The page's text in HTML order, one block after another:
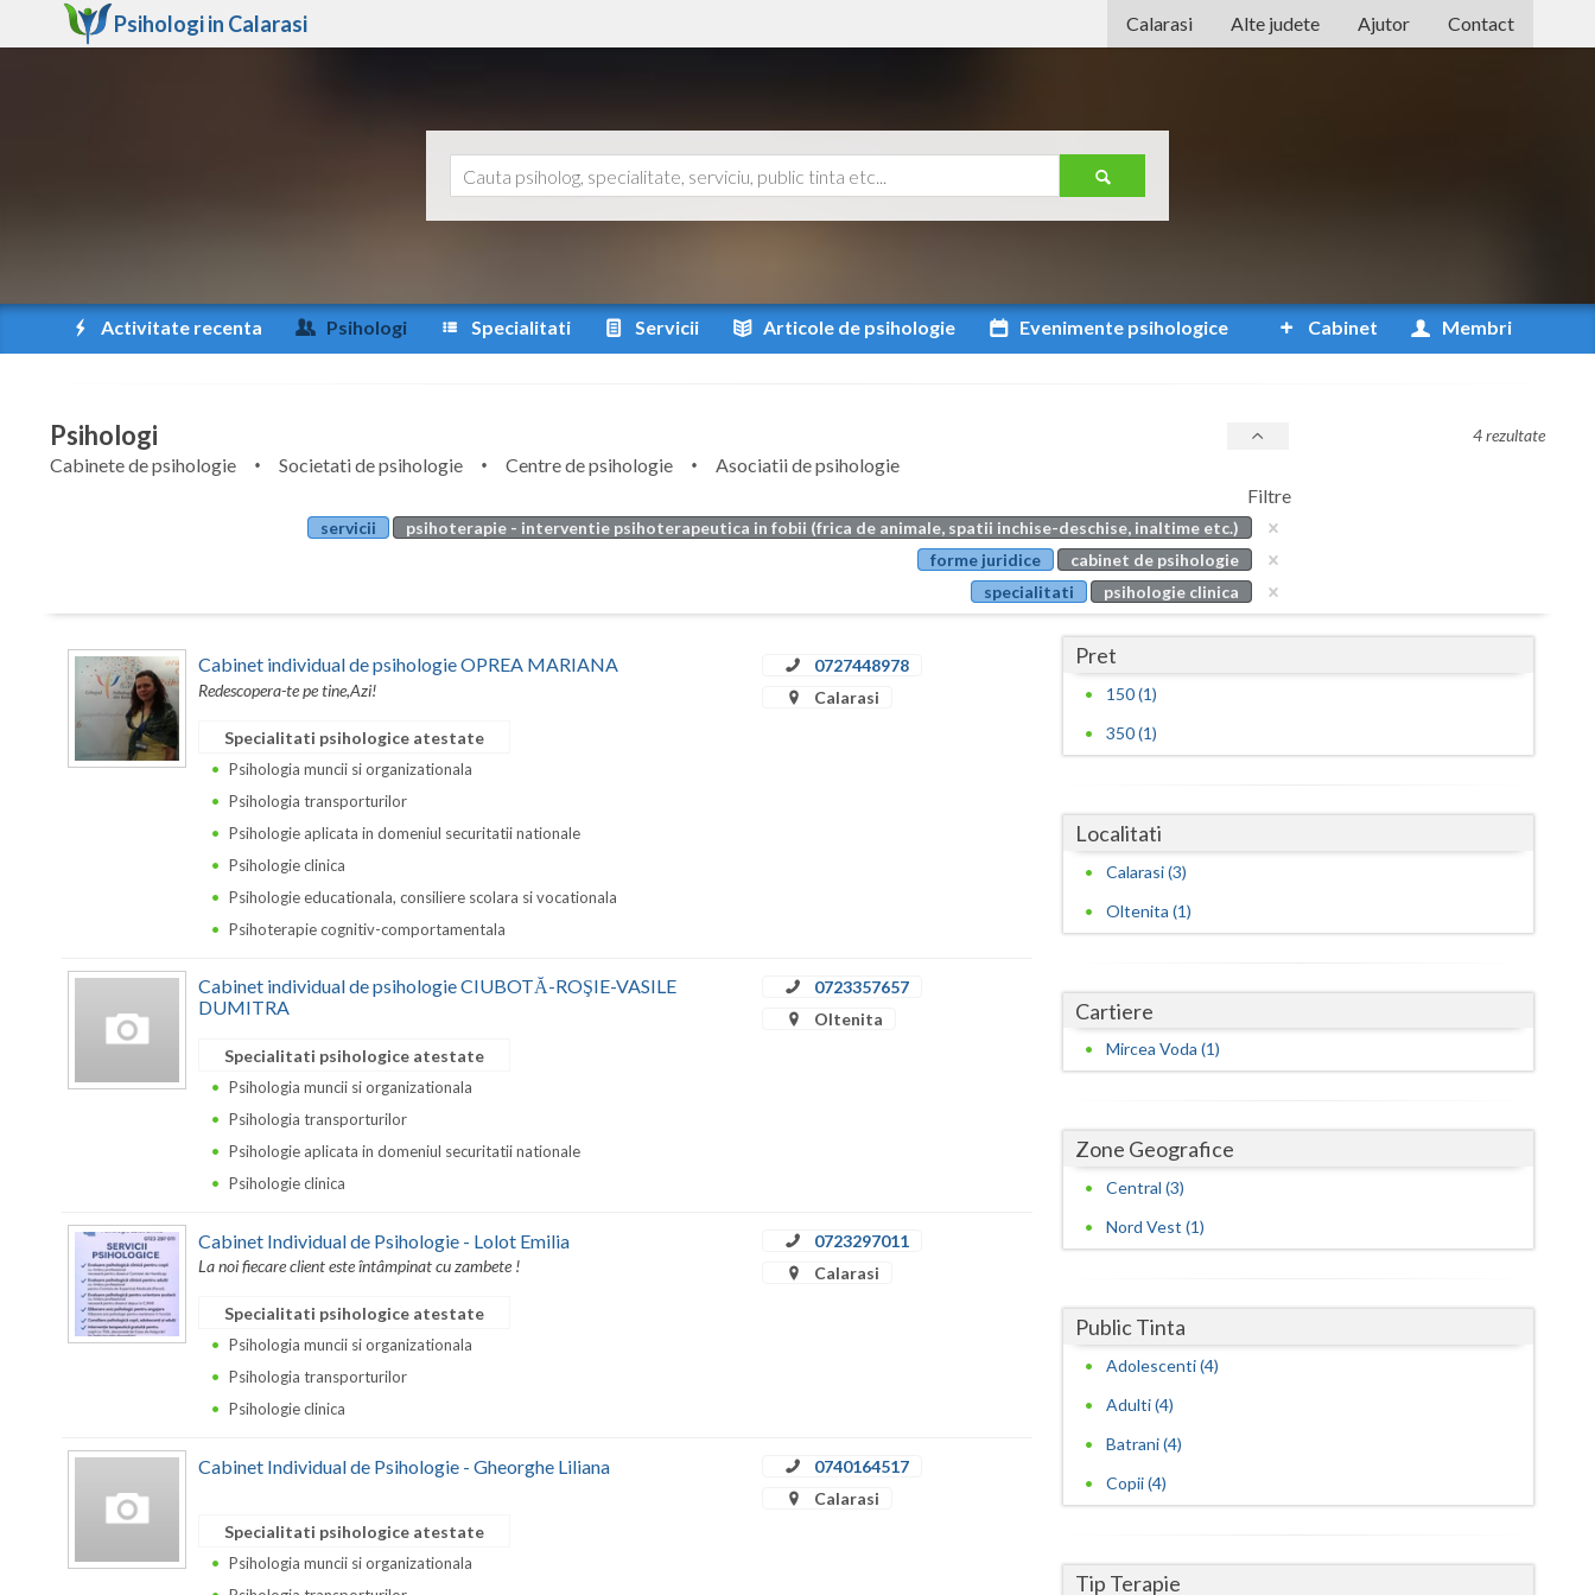
Psihologi in Calarasi Calarasi Alte judete
Bistrita-Nasaud
Botosani
Bucuresti
Buzau
Calarasi
Caras-Severin
Harghita
Maramures
Mehedinti
Ajutor Contact
Activitate recenta Psihologi Specialitati Servicii Articole de psihologie Evenimente psihologice Cabinet Membri
Psihologi
Cabinete de psihologie Societati de psihologie Centre de psihologie
Asociatii de psihologie
Filtre
servicii
psihoterapie - interventie psihoterapeutica in fobii (frica de animale, spatii inchise-deschise, inaltime etc.)
forme juridice
cabinet de psihologie
specialitati
psihologie clinica
4 rezultate
Cabinet individual de psihologie OPREA MARIANA
Redescopera-te pe tine,Azi!
0727448978
Calarasi
Specialitati psihologice atestate
Psihologia muncii si organizationala
Psihologia transporturilor
Psihologie aplicata in domeniul securitatii nationale
Psihologie clinica
Psihologie educationala, consiliere scolara si vocationala
Psihoterapie cognitiv-comportamentala
Cabinet individual de psihologie CIUBOTĂ-ROŞIE-VASILE
DUMITRA
0723357657
Oltenita
Specialitati psihologice atestate
Psihologia muncii si organizationala
Psihologia transporturilor
Psihologie aplicata in domeniul securitatii nationale
Psihologie clinica
Cabinet Individual de Psihologie - Lolot Emilia
La noi fiecare client este întâmpinat cu zambete !
0723297011
Calarasi
Specialitati psihologice atestate
Psihologia muncii si organizationala
Psihologia transporturilor
Psihologie clinica
Cabinet Individual de Psihologie - Gheorghe Liliana
0740164517
Calarasi
Specialitati psihologice atestate
Psihologia muncii si organizationala
Pret
150 (1)
350 (1)
Localitati
Calarasi (3)
Oltenita (1)
Cartiere
Mircea Voda (1)
Zone Geografice
Central (3)
Nord Vest (1)
Public Tinta
Adolescenti (4)
Adulti (4)
Batrani (4)
Copii (4)
Tip Terapie